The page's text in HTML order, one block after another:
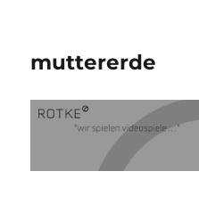
muttererde